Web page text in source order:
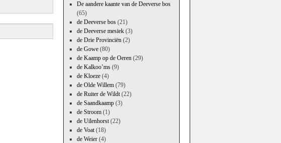
De aandere kaante van de Deeverse bos
(65)
de Deeverse bos(21)
de Deeverse mesiek(3)
de Drie Provinciën(2)
de Gowe(80)
de Kaamp op de Oeren(29)
de Kalkoo’ms(9)
de Kloeze(4)
de Olde Willem(79)
de Ruiter de Wildt(22)
de Saandkaamp(3)
de Stroom(1)
de Uilenhorst(22)
de Voat(18)
de Weier(4)